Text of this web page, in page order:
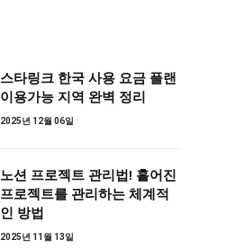
스타링크 한국 사용 요금 플랜
이용가능 지역 완벽 정리
2025년 12월 06일
노션 프로젝트 관리법! 흩어진
프로젝트를 관리하는 체계적
인 방법
2025년 11월 13일